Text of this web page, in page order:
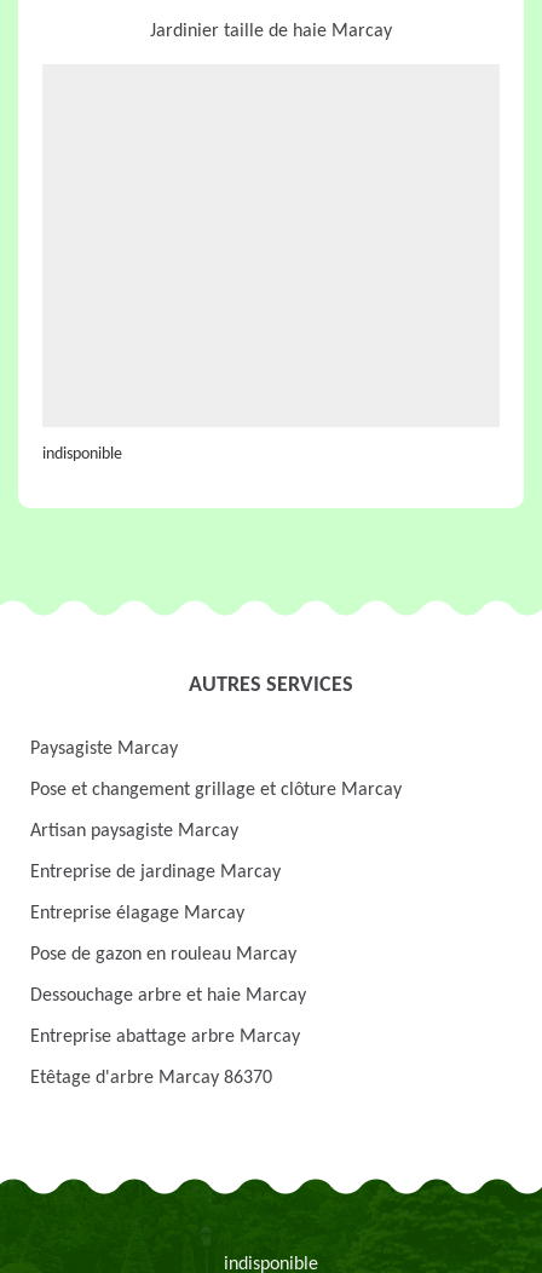
Jardinier taille de haie Marcay
indisponible
AUTRES SERVICES
Paysagiste Marcay
Pose et changement grillage et clôture Marcay
Artisan paysagiste Marcay
Entreprise de jardinage Marcay
Entreprise élagage Marcay
Pose de gazon en rouleau Marcay
Dessouchage arbre et haie Marcay
Entreprise abattage arbre Marcay
Etêtage d'arbre Marcay 86370
indisponible